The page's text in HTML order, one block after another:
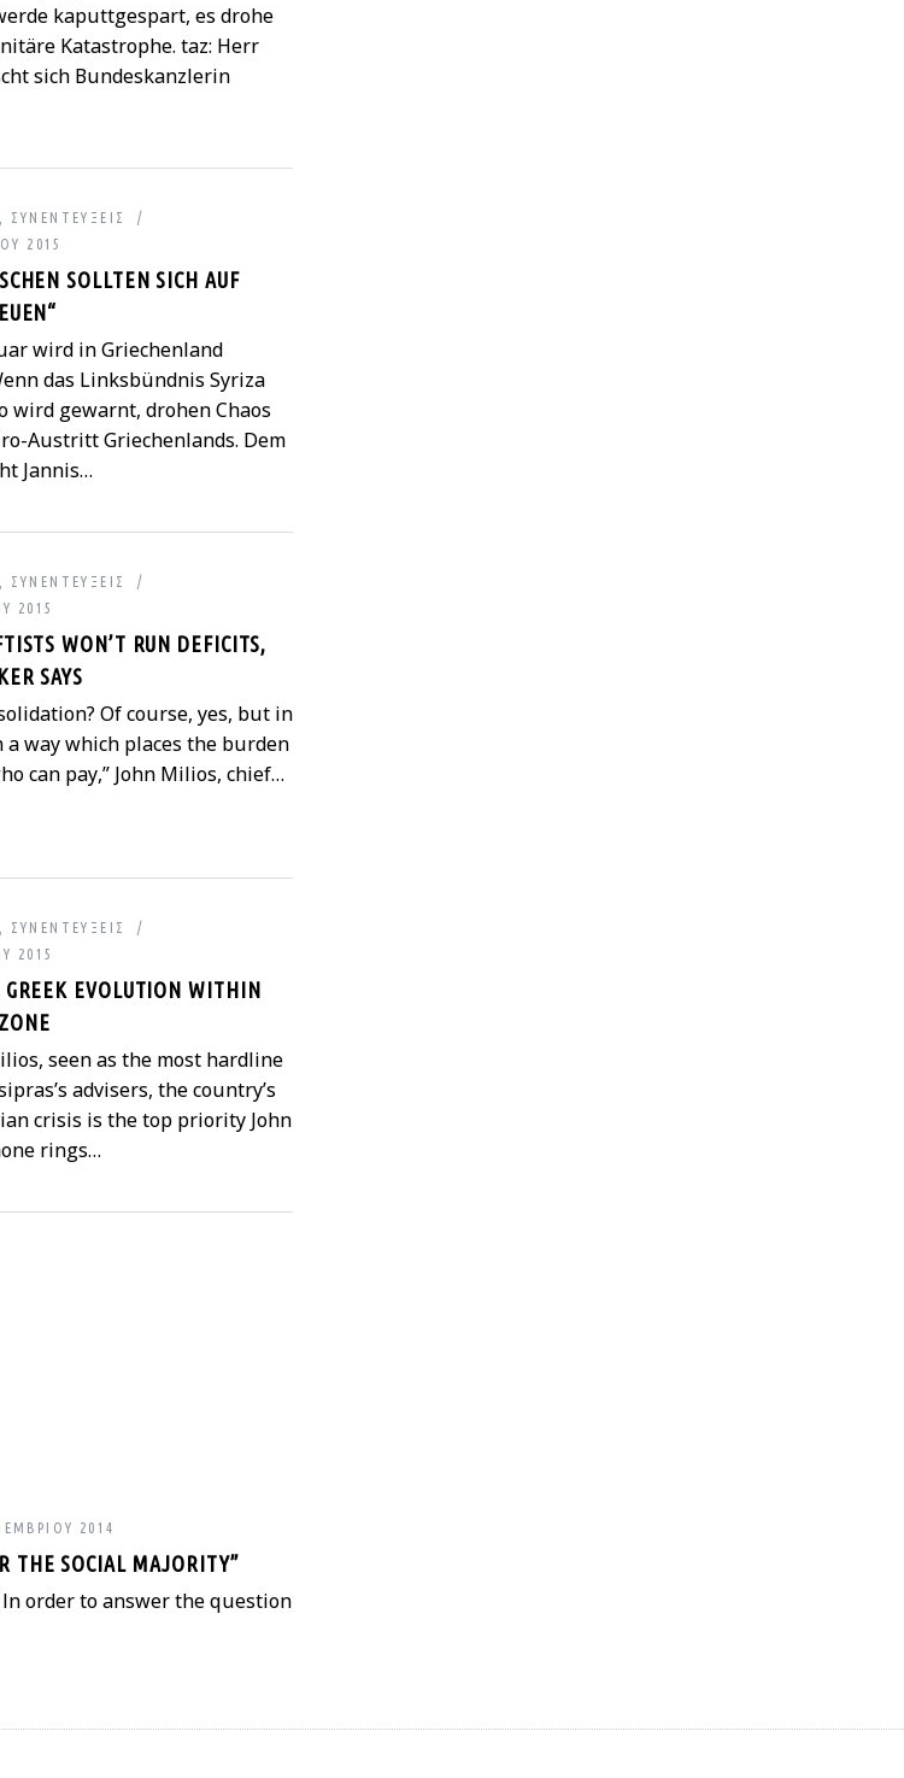
kaputtgespart, es drohe
Katastrophe. taz: Herr
sich Bundeskanzlerin
ΣΥΝΕΝΤΕΎΞΕΙΣ
2015
SOLLTEN SICH AUF
wird in Griechenland
das Linksbündnis Syriza
wird gewarnt, drohen Chaos
Austritt Griechenlands. Dem
Jannis…
ΣΥΝΕΝΤΕΎΞΕΙΣ
2015
WON’T RUN DEFICITS,
SAYS
Of course, yes, but in
a way which places the burden
can pay,” John Milios, chief…
ΣΥΝΕΝΤΕΎΞΕΙΣ
2015
GREEK EVOLUTION WITHIN
seen as the most hardline
advisers, the country’s
crisis is the top priority John
rings…
2014
THE SOCIAL MAJORITY”
order to answer the question